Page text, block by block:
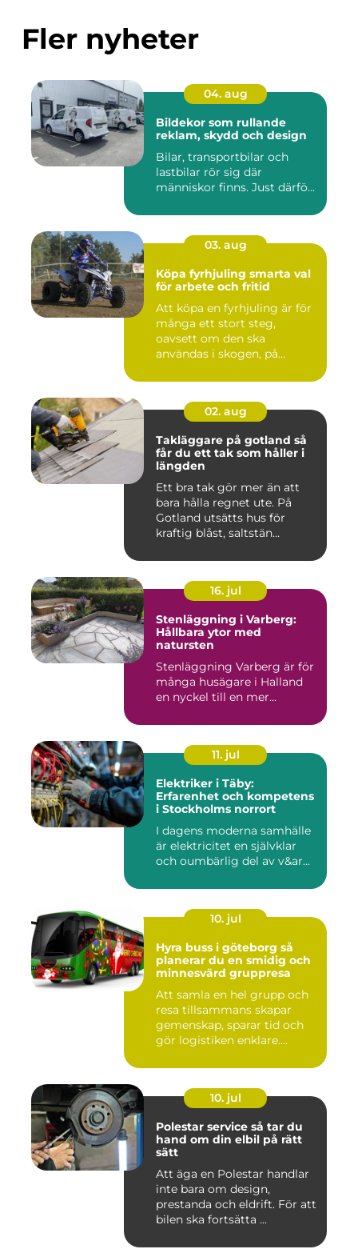
Fler nyheter
04. aug
Bildekor som rullande
reklam, skydd och design
Bilar, transportbilar och
lastbilar rör sig där
människor finns. Just därfö...
03. aug
Köpa fyrhjuling smarta val
för arbete och fritid
Att köpa en fyrhjuling är för
många ett stort steg,
oavsett om den ska
användas i skogen, på
02. aug
Takläggare på gotland så
får du ett tak som håller i
längden
Ett bra tak gör mer än att
bara hålla regnet ute. På
Gotland utsätts hus för
kraftig blåst, saltstän...
16. jul
Stenläggning i Varberg:
Hållbara ytor med
natursten
Stenläggning Varberg är för
många husägare i Halland
en nyckel till en mer...
11. jul
Elektriker i Täby:
Erfarenhet och kompetens
i Stockholms norrort
I dagens moderna samhälle
är elektricitet en självklar
och oumbärlig del av v&ar...
10. jul
Hyra buss i göteborg så
planerar du en smidig och
minnesvärd gruppresa
Att samla en hel grupp och
resa tillsammans skapar
gemenskap, sparar tid och
gör logistiken enklare....
10. jul
Polestar service så tar du
hand om din elbil på rätt
sätt
Att äga en Polestar handlar
inte bara om design,
prestanda och eldrift. För att
bilen ska fortsätta ...